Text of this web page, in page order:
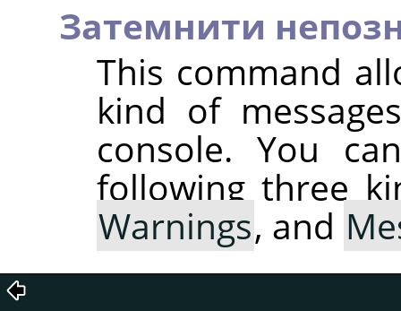
Затемнити
This command
kind of
console. You
following three
Warnings, and